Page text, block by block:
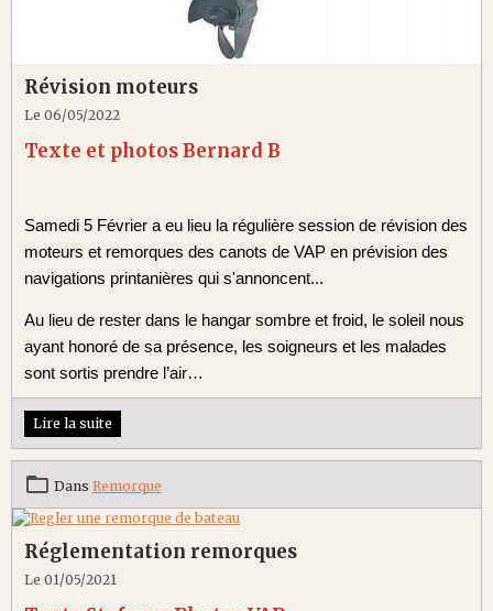
Révision moteurs
Le 06/05/2022
Texte et photos Bernard B
Samedi 5 Février a eu lieu la régulière session de révision des
moteurs et remorques des canots de VAP en prévision des
navigations printanières qui s'annoncent...
Au lieu de rester dans le hangar sombre et froid, le soleil nous
ayant honoré de sa présence, les soigneurs et les malades
sont sortis prendre l’air…
Lire la suite
Dans Remorque
Réglementation remorques
Le 01/05/2021